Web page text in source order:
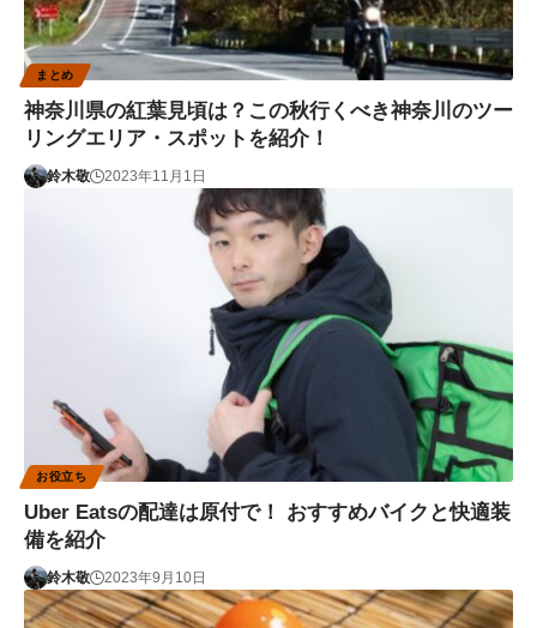
まとめ
神奈川県の紅葉見頃は？この秋行くべき神奈川のツー
リングエリア・スポットを紹介！
鈴木敬 2023年11月1日
お役立ち
Uber Eatsの配達は原付で！ おすすめバイクと快適装
備を紹介
鈴木敬 2023年9月10日